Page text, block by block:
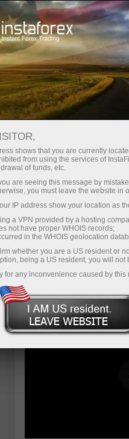
For Traders
Trader’s
winners in
ট্রেডিং
ডেমো
Error loading
be played
shows that you are currently
from using the services of
of funds, etc.
are seeing this message by
you must leave the website in
IP address show your location as
a VPN provided by a hosting
not have proper WHOIS records;
in the WHOIS geolocation
whether you are a US resident or
being a US resident, you will
for any inconvenience caused by this